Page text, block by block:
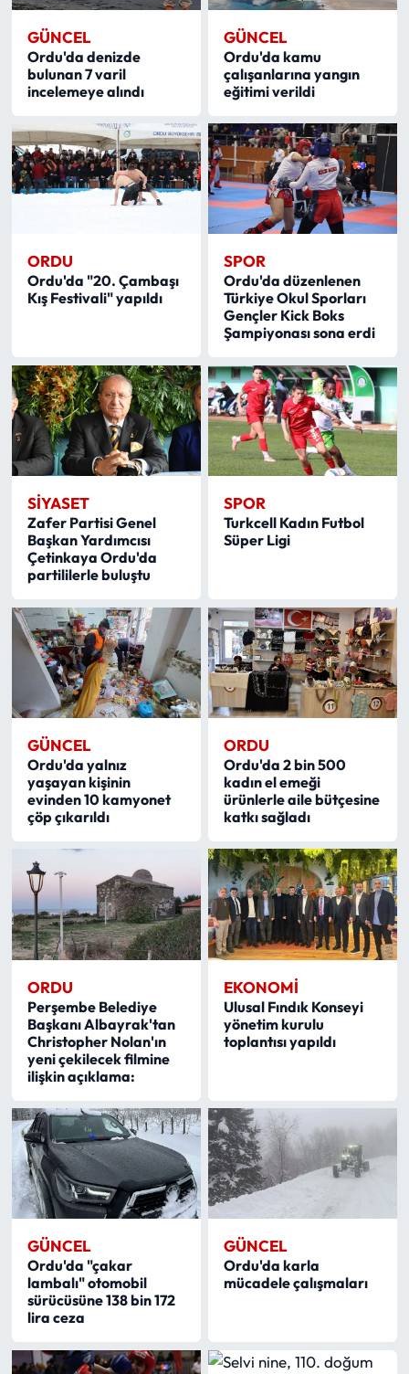
GÜNCEL
Ordu'da denizde
bulunan 7 varil
incelemeye alındı
GÜNCEL
Ordu'da kamu
çalışanlarına yangın
eğitimi verildi
ORDU
Ordu'da "20. Çambaşı
Kış Festivali" yapıldı
SPOR
Ordu'da düzenlenen
Türkiye Okul Sporları
Gençler Kick Boks
Şampiyonası sona erdi
SIYASET
Zafer Partisi Genel
Başkan Yardımcısı
Çetinkaya Ordu'da
partililerle buluştu
SPOR
Turkcell Kadın Futbol
Süper Ligi
GÜNCEL
Ordu'da yalnız
yaşayan kişinin
evinden 10 kamyonet
çöp çıkarıldı
ORDU
Ordu'da 2 bin 500
kadın el emeği
ürünlerle aile bütçesine
katkı sağladı
ORDU
Perşembe Belediye
Başkanı Albayrak'tan
Christopher Nolan'ın
yeni çekilecek filmine
ilişkin açıklama:
EKONOMI
Ulusal Fındık Konseyi
yönetim kurulu
toplantısı yapıldı
GÜNCEL
Ordu'da "çakar
lambalı" otomobil
sürücüsüne 138 bin 172
lira ceza
GÜNCEL
Ordu'da karla
mücadele çalışmaları